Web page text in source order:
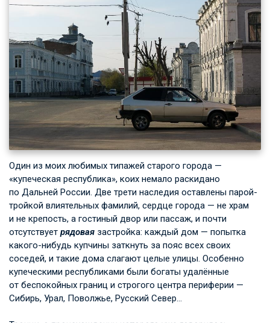
Один из моих любимых типажей старого города —
«купеческая республика», коих немало раскидано
по Дальней России. Две трети наследия оставлены парой-
тройкой влиятельных фамилий, сердце города — не храм
и не крепость, а гостиный двор или пассаж, и почти
отсутствует рядовая застройка: каждый дом — попытка
какого-нибудь купчины заткнуть за пояс всех своих
соседей, и такие дома слагают целые улицы. Особенно
купеческими республиками были богаты удалённые
от беспокойных границ и строгого центра периферии —
Сибирь, Урал, Поволжье, Русский Север…